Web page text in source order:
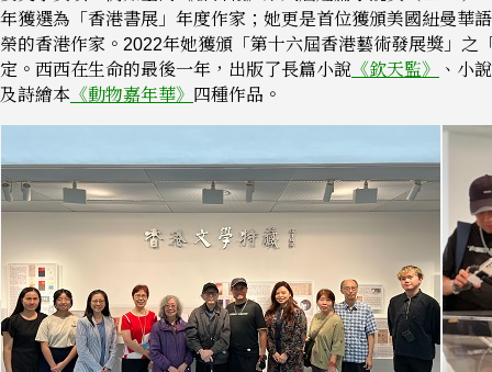
年獲選為「香港書展」年度作家；她更是首位獲頒美國紐曼華
榮的香港作家。2022年她獲頒「第十六屆香港藝術發展獎」之
定。西西在生命的最後一年，出版了長篇小說 《欽天監》
、小
及詩繪本 《動物嘉年華》 四種作品。